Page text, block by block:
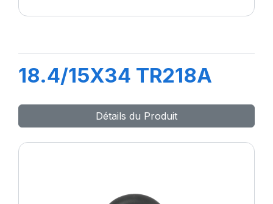
18.4/15X34 TR218A
Détails du Produit